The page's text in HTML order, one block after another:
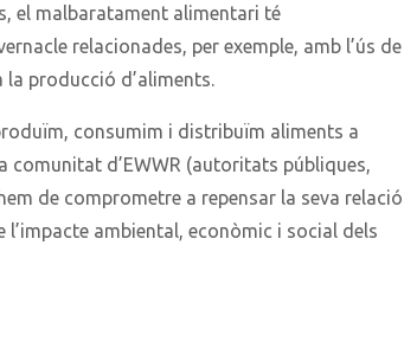
el malbaratament alimentari té
relacionades, per exemple, amb l’ús de
producció d’aliments.
consumim i distribuïm aliments a
d’EWWR (autoritats públiques,
de comprometre a repensar la seva relació
ambiental, econòmic i social dels